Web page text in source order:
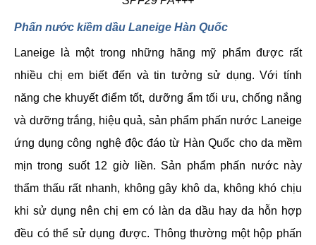
Phấn nước kiềm dầu Laneige Hàn Quốc
Laneige là một trong những hãng mỹ phẩm được rất
nhiều chị em biết đến và tin tưởng sử dụng. Với tính
năng che khuyết điểm tốt, dưỡng ẩm tối ưu, chống nắng
và dưỡng trắng, hiệu quả, sản phẩm phấn nước Laneige
ứng dụng công nghệ độc đáo từ Hàn Quốc cho da mềm
mịn trong suốt 12 giờ liền. Sản phẩm phấn nước này
thẩm thấu rất nhanh, không gây khô da, không khó chịu
khi sử dụng nên chị em có làn da dầu hay da hỗn hợp
đều có thể sử dụng được. Thông thường một hộp phấn